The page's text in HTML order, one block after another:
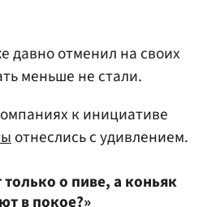
давно отменил на своих
меньше не стали.
к инициативе
отнеслись с удивлением.
о пиве, а коньяк
в покое?»